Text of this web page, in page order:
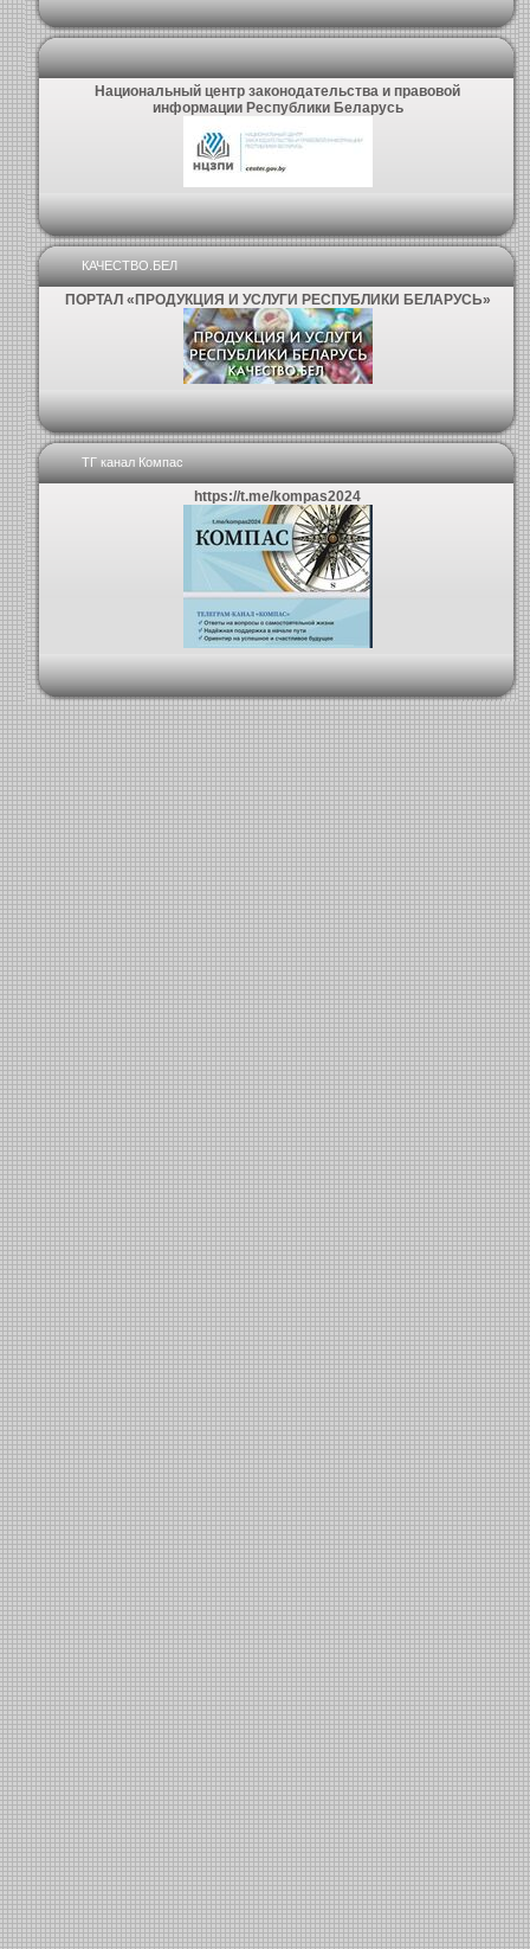
Национальный центр законодательства и правовой
информации Республики Беларусь
КАЧЕСТВО.БЕЛ
ПОРТАЛ «ПРОДУКЦИЯ И УСЛУГИ РЕСПУБЛИКИ БЕЛАРУСЬ»
ТГ канал Компас
https://t.me/kompas2024